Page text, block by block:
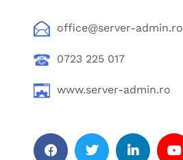
office@server-admin.ro
0723 225 017
www.server-admin.ro